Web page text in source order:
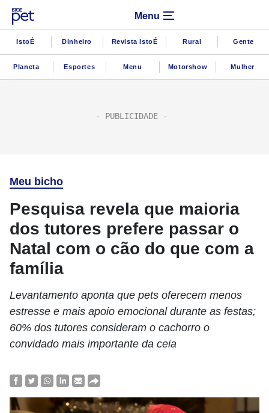
Menu
IstoÉ Dinheiro Revista IstoÉ Rural Gente
Planeta Esportes Menu Motorshow Mulher
Meu bicho
Pesquisa revela que maioria
dos tutores prefere passar o
Natal com o cão do que com a
família
Levantamento aponta que pets oferecem menos
estresse e mais apoio emocional durante as festas;
60% dos tutores consideram o cachorro o
convidado mais importante da ceia